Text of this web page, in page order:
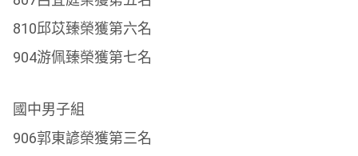
810邱苡臻榮獲第六名
904游佩臻榮獲第七名
國中男子組
906郭東諺榮獲第三名